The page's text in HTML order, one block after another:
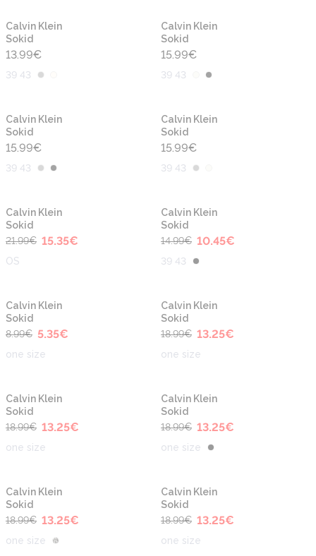
Calvin Klein
Sokid
13.99€
39 43
Calvin Klein
Sokid
15.99€
39 43
Calvin Klein
Sokid
15.99€
39 43
Calvin Klein
Sokid
15.99€
39 43
-30%
Calvin Klein
Sokid
21.99€ 15.35€
OS
-30%
Calvin Klein
Sokid
14.99€ 10.45€
39 43
-40%
Calvin Klein
Sokid
8.99€ 5.35€
one size
-30%
Calvin Klein
Sokid
18.99€ 13.25€
one size
-30%
Calvin Klein
Sokid
18.99€ 13.25€
one size
-30%
Calvin Klein
Sokid
18.99€ 13.25€
one size
-30%
Calvin Klein
Sokid
18.99€ 13.25€
one size
-30%
Calvin Klein
Sokid
18.99€ 13.25€
one size